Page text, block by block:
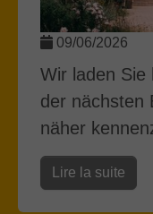
09/06/2026
Wir laden Sie
der nächsten
näher
Lire la suite